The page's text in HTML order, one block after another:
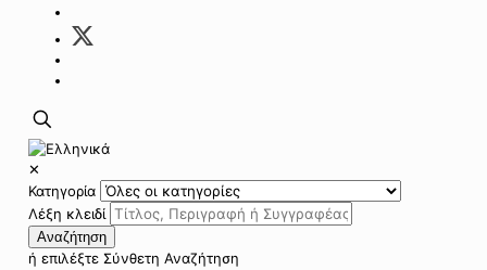
✕
Κατηγορία
Λέξη κλειδί
Αναζήτηση
ή επιλέξτε Σύνθετη Αναζήτηση